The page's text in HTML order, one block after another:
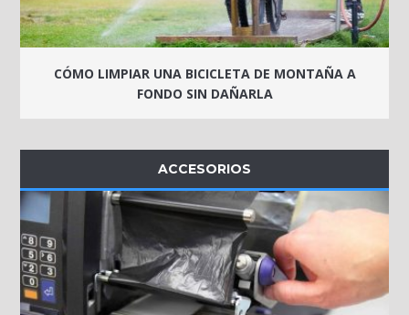
CÓMO LIMPIAR UNA BICICLETA DE MONTAÑA A
FONDO SIN DAÑARLA
ACCESORIOS